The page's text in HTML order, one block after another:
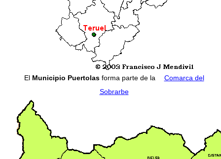
El Municipio Puertolasforma parte de la
Comarca del
Sobrarbe